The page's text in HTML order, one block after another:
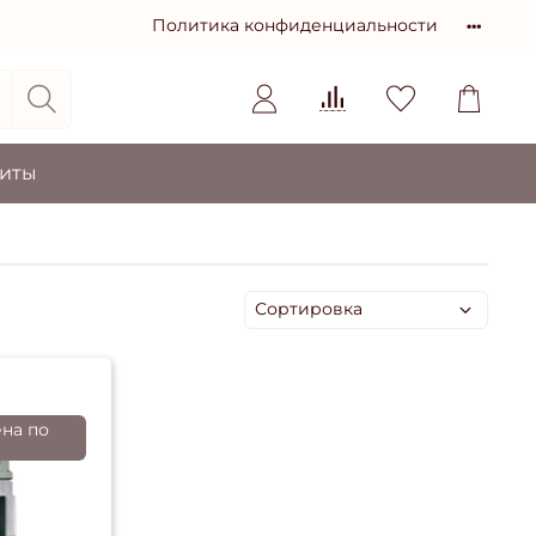
Политика конфиденциальности
по